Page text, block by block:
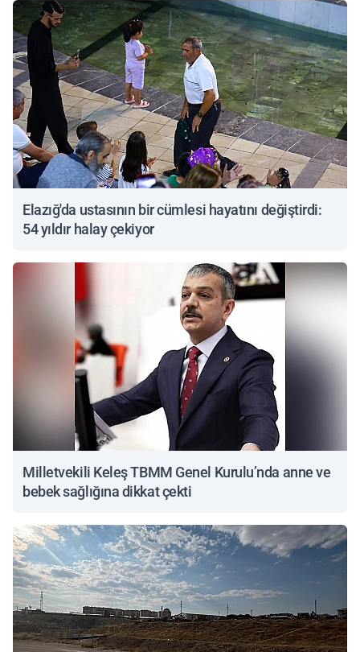
Elazığ'da ustasının bir cümlesi hayatını değiştirdi:
54 yıldır halay çekiyor
Milletvekili Keleş TBMM Genel Kurulu’nda anne ve
bebek sağlığına dikkat çekti